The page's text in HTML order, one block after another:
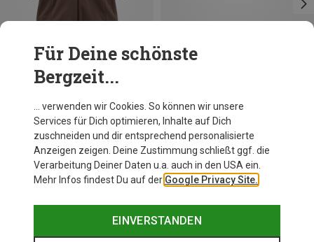
Du sparst 16%
Für Deine schönste
Bergzeit...
… verwenden wir Cookies. So können wir unsere
Services für Dich optimieren, Inhalte auf Dich
zuschneiden und dir entsprechend personalisierte
Anzeigen zeigen. Deine Zustimmung schließt ggf. die
Verarbeitung Deiner Daten u.a. auch in den USA ein.
Mehr Infos findest Du auf der Google Privacy Site.
EINVERSTANDEN